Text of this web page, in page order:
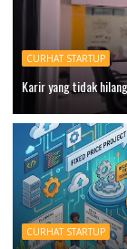
CURHAT STARTUP
Karir yang tidak
CURHAT STARTUP